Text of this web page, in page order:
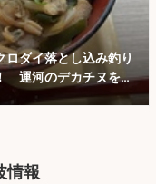
ロダイ落とし込み釣り
運河のデカチヌを狙
情報